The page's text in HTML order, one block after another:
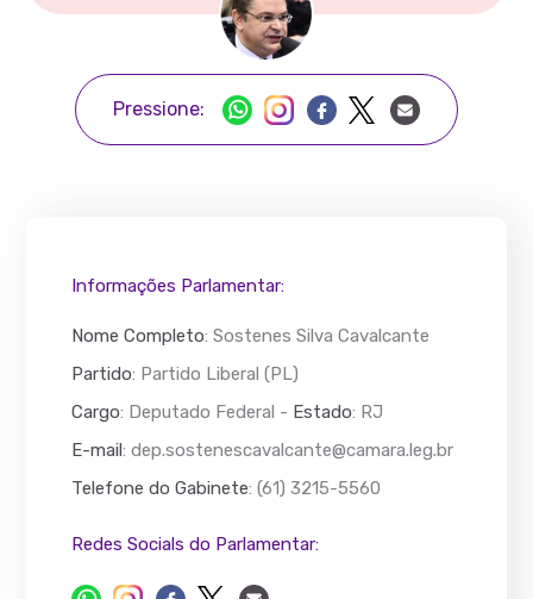
Pressione:
Informações Parlamentar:
Nome Completo:Sostenes Silva Cavalcante
Partido: Partido Liberal (PL)
Cargo: Deputado Federal - Estado: RJ
E-mail:dep.sostenescavalcante@camara.leg.br
Telefone do Gabinete: (61) 3215-5560
Redes Socials do Parlamentar: